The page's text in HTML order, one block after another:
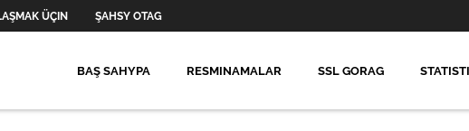
ÜÇIN ŞAHSY OTAG
BAŞ SAHYPA RESMINAMALAR SSL GORAG